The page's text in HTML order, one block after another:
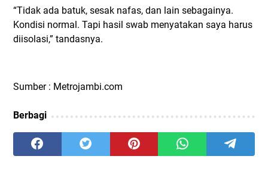
“Tidak ada batuk, sesak nafas, dan lain sebagainya.
Kondisi normal. Tapi hasil swab menyatakan saya harus
diisolasi,” tandasnya.
Sumber : Metrojambi.com
Berbagi